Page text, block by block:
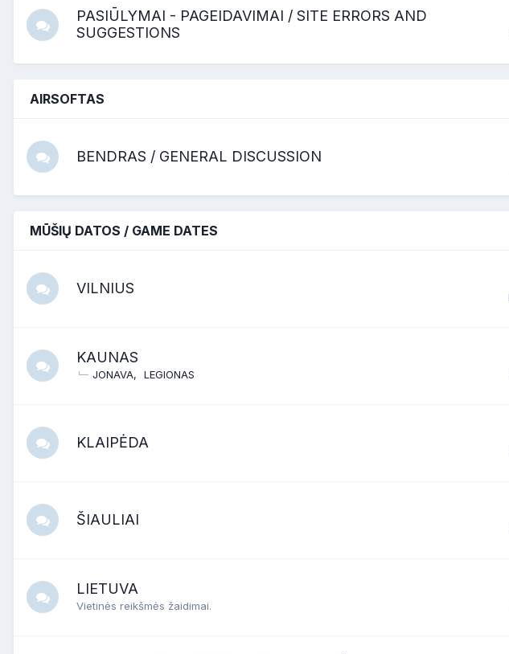
PASIŪLYMAI - PAGEIDAVIMAI / SITE ERRORS AND
SUGGESTIONS
AIRSOFTAS
BENDRAS / GENERAL DISCUSSION
MŪŠIŲ DATOS / GAME DATES
VILNIUS
KAUNAS
JONAVA LEGIONAS
KLAIPĖDA
ŠIAULIAI
LIETUVA
Vietinės reikšmės žaidimai.